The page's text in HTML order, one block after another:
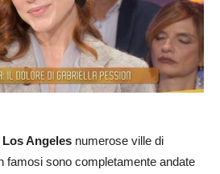
Angeles numerose ville di
famosi sono completamente andate